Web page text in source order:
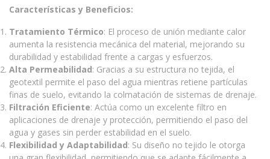
Características y Beneficios:
Tratamiento Térmico: El proceso de unión mediante calor
aumenta la resistencia mecánica del material, mejorando su
durabilidad y estabilidad frente a cargas y esfuerzos.
Alta Permeabilidad: Gracias a su estructura no tejida, el
geotextil permite el paso del agua mientras retiene partículas
finas de suelo, evitando la colmatación de sistemas de drenaje.
Filtración Eficiente: Actúa como un excelente filtro en
aplicaciones de drenaje y protección, permitiendo el paso del
agua y gases sin perder estabilidad en el suelo.
Flexibilidad y Adaptabilidad: Su diseño no tejido le otorga